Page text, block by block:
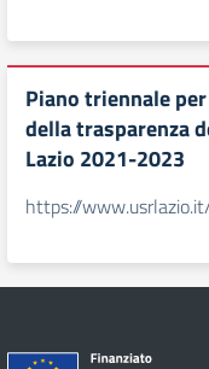
Piano triennale
della trasparenza
Lazio 2021-2023
https://